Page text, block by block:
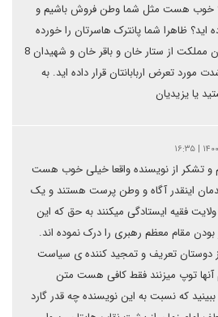
خوب هست مثل شما وطن فروش باشیم و
اید؟ ظاهرا شما پانترک هاسرتان را خورده
اید. شماها دست آورد شهیدان مملکت از ستار خان و باقر خان و شهیدان 8
تعرض اربابانتان قرار داده اید. به
یا یزیدیان
و تشکر از نویسنده واقعا خیلی خوب هست
اینقدر آگاه و وطن پرست هستند و یک
فقیه ایستادگی میکنند به حق که این
مقام معظم رهبری را درک نموده اند.
از دوستان تعریف و تمجید کننده ی سیاست
آنها توپ میزنند فقط کافی هست متن
ببینید که نسبت به این نویسنده چه قدر گارد